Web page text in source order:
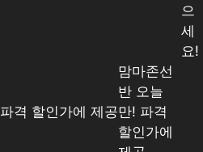
으
세
요!
맘마존선
반 오늘
만! 파격
할인가에